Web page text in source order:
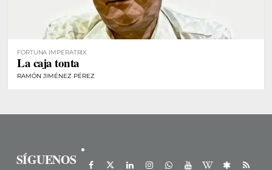
FORTUNA IMPERATRIX
La caja tonta
RAMÓN JIMÉNEZ PÉREZ
SÍGUENOS